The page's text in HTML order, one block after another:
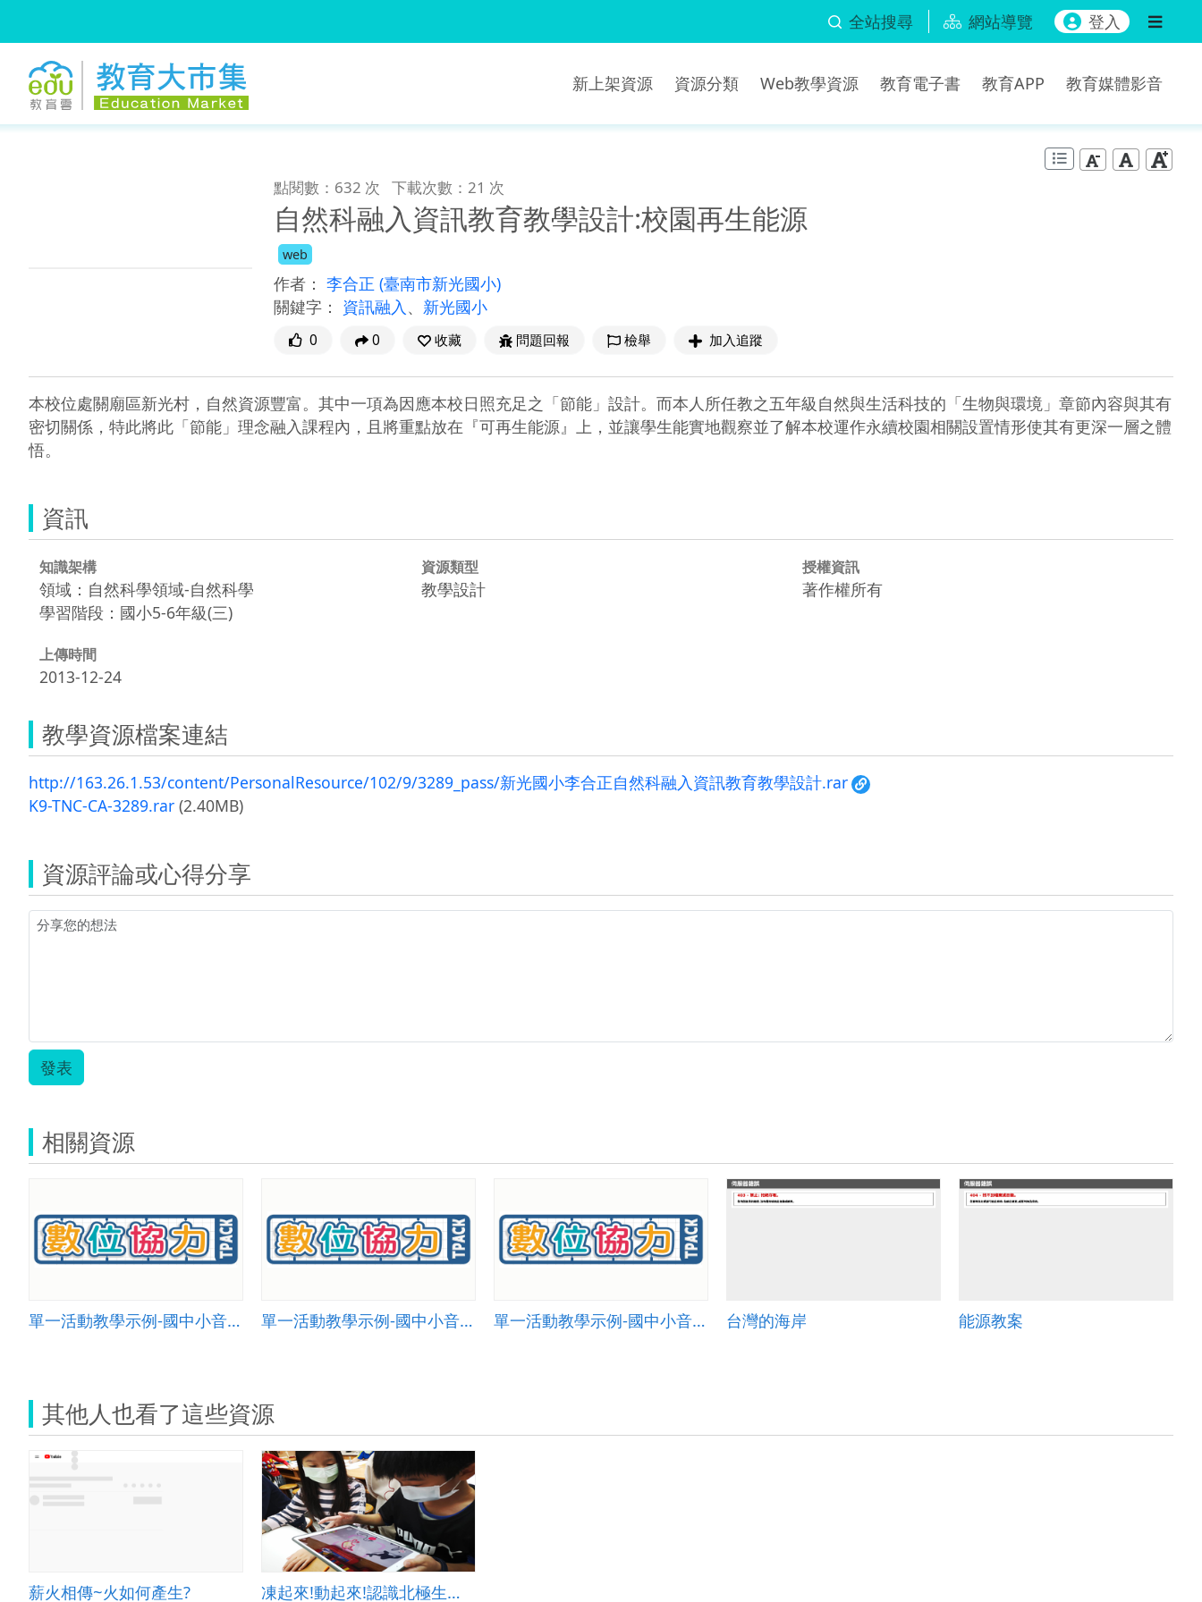
全站搜尋 網站導覽 登入
新上架資源 資源分類 Web教學資源 教育電子書 教育APP 教育媒體影音
點閱數：632 次 下載次數：21 次
自然科融入資訊教育教學設計:校園再生能源
web
作者： 李合正 (臺南市新光國小)
關鍵字： 資訊融入 、 新光國小
0 0 收藏 問題回報 檢舉 加入追蹤
本校位處關廟區新光村，自然資源豐富。其中一項為因應本校日照充足之「節能」設計。而本人所任教之五年級自然與生活科技的「生物與環境」章節內容與其有
密切關係，特此將此「節能」理念融入課程內，且將重點放在『可再生能源』上，並讓學生能實地觀察並了解本校運作永續校園相關設置情形使其有更深一層之體
悟。
資訊
知識架構
領域：自然科學領域-自然科學
學習階段：國小5-6年級(三)
資源類型
教學設計
授權資訊
著作權所有
上傳時間
2013-12-24
教學資源檔案連結
http://163.26.1.53/content/PersonalResource/102/9/3289_pass/新光國小李合正自然科融入資訊教育教學設計.rar
K9-TNC-CA-3289.rar (2.40MB)
資源評論或心得分享
發表
相關資源
單一活動教學示例-國中小音樂 004 單一活動教學示例-國中小音樂 002 單一活動教學示例-國中小音樂 001 台灣的海岸 能源教案
其他人也看了這些資源
薪火相傳~火如何產生? 凍起來!動起來!認識北極生物AR初探